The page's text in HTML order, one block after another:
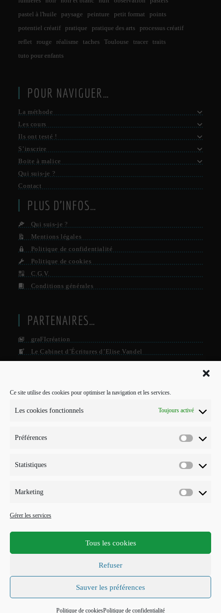
Ce site utilise des cookies pour optimiser la navigation et les services.
Les cookies fonctionnels Toujours activé
Préférences
Statistiques
Marketing
Gérer les services
Tous les cookies
Refuser
Sauver les préférences
Politique de cookiesPolitique de confidentialité
pastel à l'huile
paysage peinture petit format
points
potentiel créatif
pratique pratique des arts
processus créatif
reflet
rouge réalisme taches Toulouse tracer
traits
tuto pour enfants
POUR NAVIGUER…
La méthode
Les cours
Ils ont testé !
S’inscrire
Boite à malice
Qui suis-je ?
Contact
PLUS D’INFOS…
Qui suis-je ?
Mentions légales
Politique de confidentialité
Politique de cookies
C.G.V.
Conditions générales
PARTENAIRES…
graFIcréation
Le Cabinet d’Écritures d’Elise Vandel
POUR ME CONTACTER…
Mobile :
E-mail :
LETTRE D’INFORMATION
Accepter les termes RGPD